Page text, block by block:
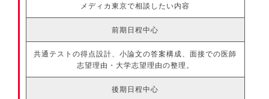
メディカ東京で相談したい内容
前期日程中心
共通テストの得点設計、小論文の答案構成、面接での医師
志望理由・大学志望理由の整理。
後期日程中心